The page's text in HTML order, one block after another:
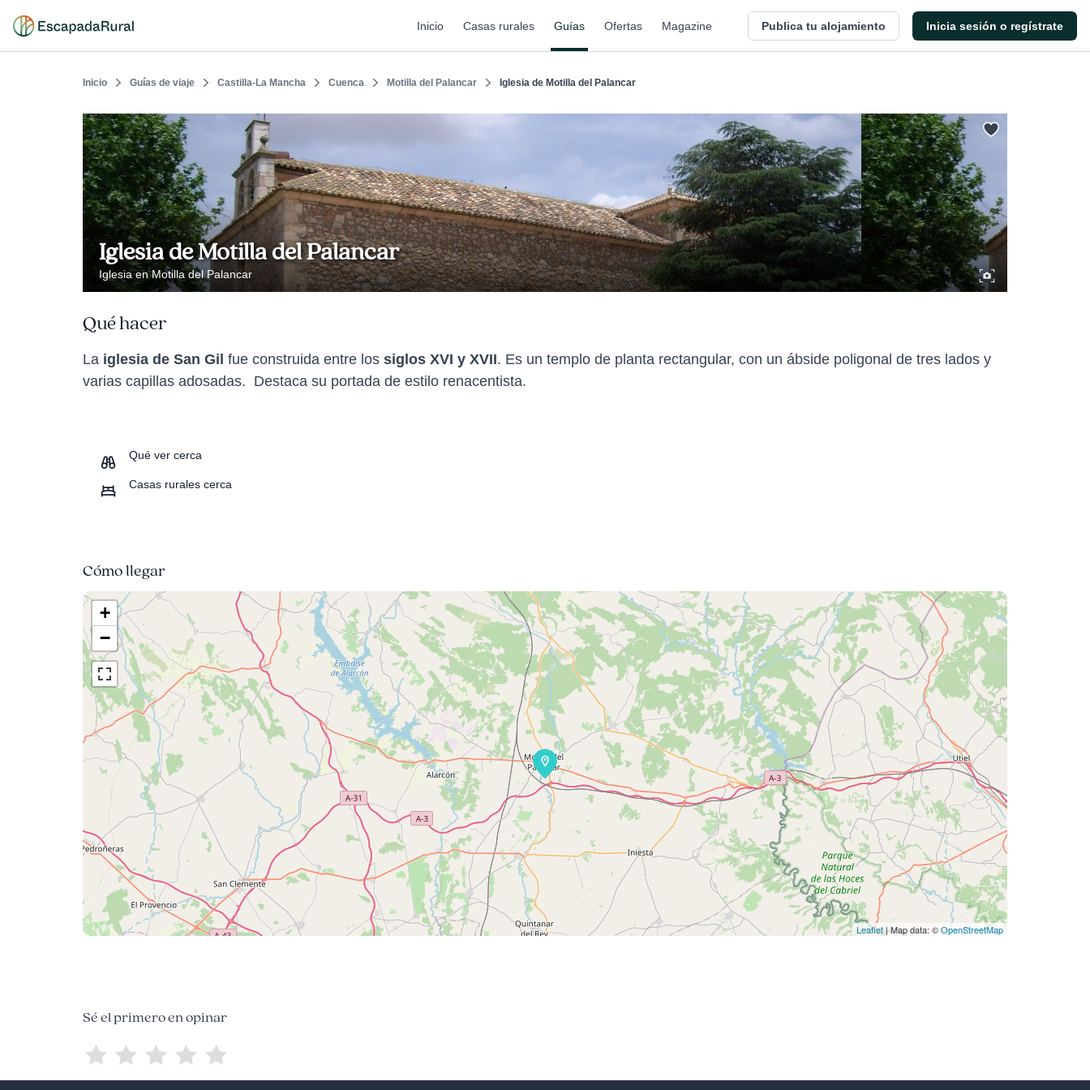
Inicio Casas rurales Guías Ofertas Magazine Publica tu alojamiento Inicia sesión o regístrate
Inicio Guías de viaje Castilla-La Mancha Cuenca Motilla del Palancar Iglesia de Motilla del Palancar
Iglesia de Motilla del Palancar
Iglesia en Motilla del Palancar
Qué hacer
La iglesia de San Gil fue construida entre los siglos XVI y XVII. Es un templo de planta rectangular, con un ábside poligonal de tres lados y
varias capillas adosadas. Destaca su portada de estilo renacentista.
Qué ver cerca
Casas rurales cerca
Cómo llegar
+
−
Leaflet| Map data: ©OpenStreetMap
Sé el primero en opinar